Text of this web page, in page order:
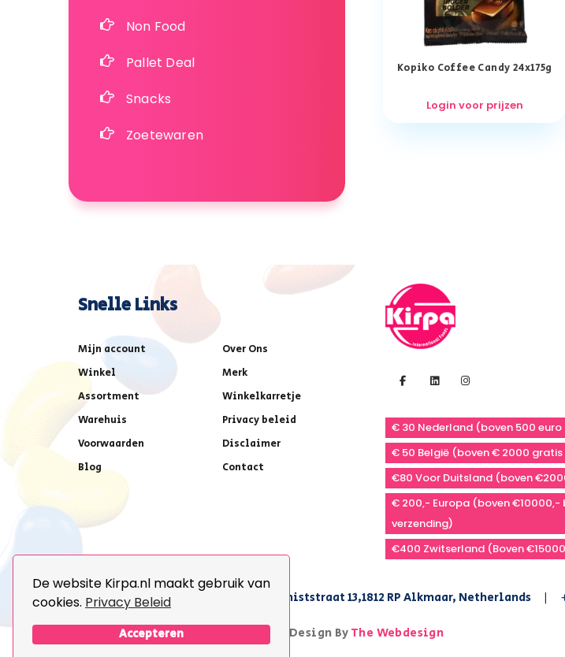
De website Kirpa.nl maakt gebruik van
cookies. Privacy Beleid
Accepteren
Non Food
Pallet Deal
Snacks
Zoetewaren
Kopiko Coffee Candy 24x175g
Login voor prijzen
Snelle Links
Mijn account
Over Ons
Winkel
Merk
Assortment
Winkelkarretje
Warehuis
Privacy beleid
Voorwaarden
Disclaimer
Blog
Contact
€ 30 Nederland (boven 500
€ 50 België (boven € 2000 gratis
€80 Voor Duitsland (boven
€ 200,- Europa (boven
verzending)
€400 Zwitserland (Boven
achter AFAS voetbalstadion,Amethiststraat 13,1812 RP Alkmaar, Netherlands |
© 2026 Kirpa. All Rights Reserved. Design ByThe Webdesign